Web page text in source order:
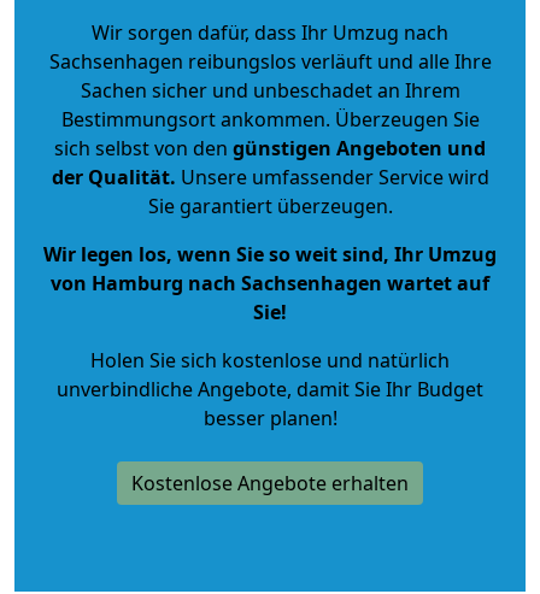
Wir sorgen dafür, dass Ihr Umzug nach
Sachsenhagen reibungslos verläuft und alle Ihre
Sachen sicher und unbeschadet an Ihrem
Bestimmungsort ankommen. Überzeugen Sie
sich selbst von den günstigen Angeboten und
der Qualität. Unsere umfassender Service wird
Sie garantiert überzeugen.
Wir legen los, wenn Sie so weit sind, Ihr Umzug
von Hamburg nach Sachsenhagen wartet auf
Sie!
Holen Sie sich kostenlose und natürlich
unverbindliche Angebote, damit Sie Ihr Budget
besser planen!
Kostenlose Angebote erhalten